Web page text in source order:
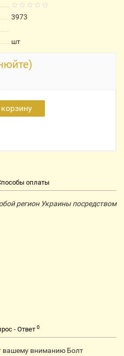
3973
шт
оплаты
регион Украины посредством
- Ответ 0
вашему вниманию Болт